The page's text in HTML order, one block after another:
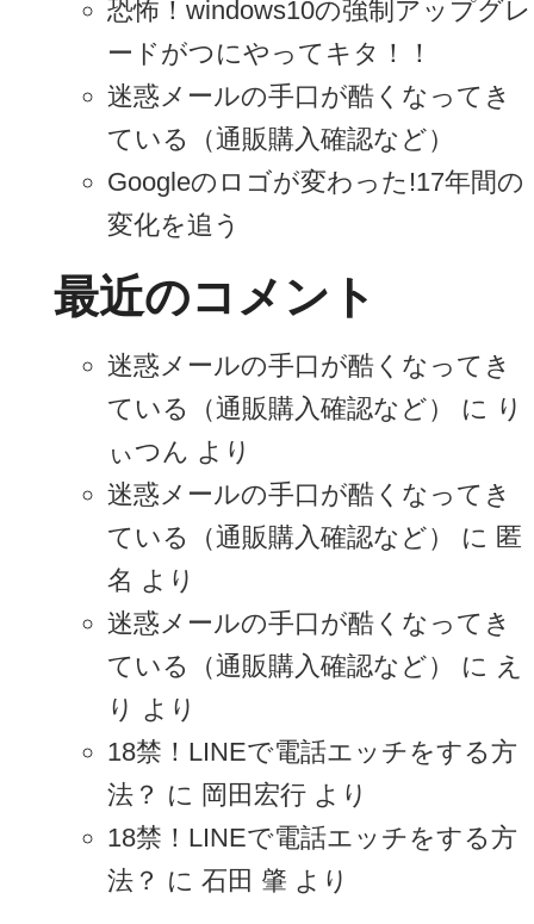
恐怖！windows10の強制アップグレ
ードがつにやってキタ！！
迷惑メールの手口が酷くなってき
ている（通販購入確認など）
Googleのロゴが変わった!17年間の
変化を追う
最近のコメント
迷惑メールの手口が酷くなってき
ている（通販購入確認など）
に り
ぃつん より
迷惑メールの手口が酷くなってき
ている（通販購入確認など）
に 匿
名 より
迷惑メールの手口が酷くなってき
ている（通販購入確認など）
に え
り より
18禁！LINEで電話エッチをする方
法？ に 岡田宏行より
18禁！LINEで電話エッチをする方
法？ に 石田 肇 より